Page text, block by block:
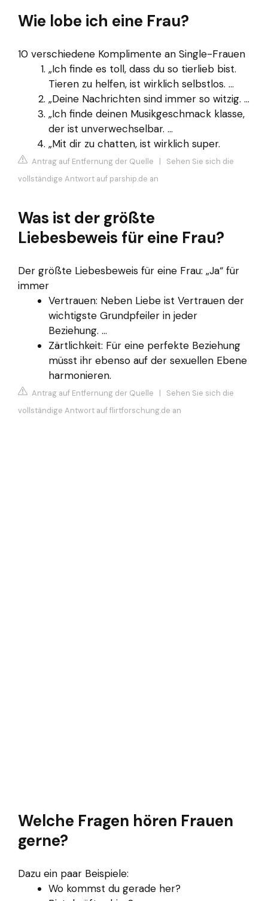
Wie lobe ich eine Frau?
10 verschiedene Komplimente an Single-Frauen
„Ich finde es toll, dass du so tierlieb bist.
Tieren zu helfen, ist wirklich selbstlos. ...
„Deine Nachrichten sind immer so witzig. ...
„Ich finde deinen Musikgeschmack klasse,
der ist unverwechselbar. ...
„Mit dir zu chatten, ist wirklich super.
Antrag auf Entfernung der Quelle | Sehen Sie sich die
vollständige Antwort auf parship.de an
Was ist der größte
Liebesbeweis für eine Frau?
Der größte Liebesbeweis für eine Frau: „Ja“ für
immer
Vertrauen: Neben Liebe ist Vertrauen der
wichtigste Grundpfeiler in jeder
Beziehung. ...
Zärtlichkeit: Für eine perfekte Beziehung
müsst ihr ebenso auf der sexuellen Ebene
harmonieren.
Antrag auf Entfernung der Quelle | Sehen Sie sich die
vollständige Antwort auf flirtforschung.de an
Welche Fragen hören Frauen
gerne?
Dazu ein paar Beispiele:
Wo kommst du gerade her?